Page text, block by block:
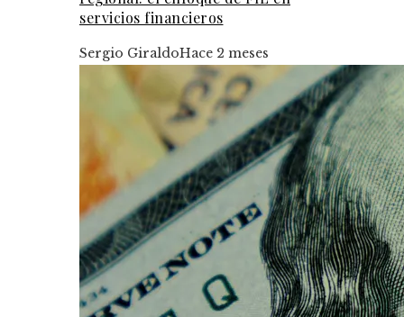
servicios financieros
Sergio GiraldoHace 2 meses